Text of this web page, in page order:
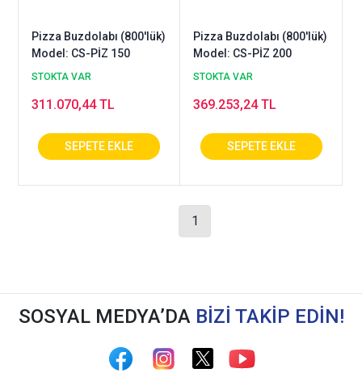
Pizza Buzdolabı (800'lük)
Model: CS-PİZ 150
STOKTA VAR
311.070,44 TL
Pizza Buzdolabı (800'lük)
Model: CS-PİZ 200
STOKTA VAR
369.253,24 TL
1
SOSYAL MEDYA’DA BİZİ TAKİP EDİN!